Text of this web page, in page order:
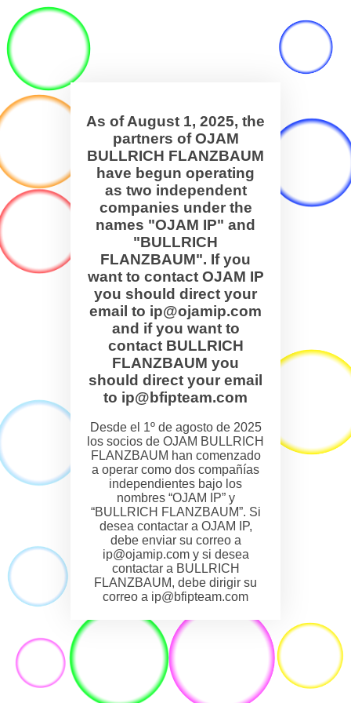
As of August 1, 2025, the
partners of OJAM
BULLRICH FLANZBAUM
have begun operating
as two independent
companies under the
names "OJAM IP" and
"BULLRICH
FLANZBAUM". If you
want to contact OJAM IP
you should direct your
email to ip@ojamip.com
and if you want to
contact BULLRICH
FLANZBAUM you
should direct your email
to ip@bfipteam.com
Desde el 1º de agosto de 2025
los socios de OJAM BULLRICH
FLANZBAUM han comenzado
a operar como dos compañías
independientes bajo los
nombres “OJAM IP” y
“BULLRICH FLANZBAUM”. Si
desea contactar a OJAM IP,
debe enviar su correo a
ip@ojamip.com y si desea
contactar a BULLRICH
FLANZBAUM, debe dirigir su
correo a ip@bfipteam.com